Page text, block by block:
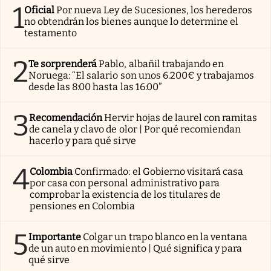
1OficialPor nueva Ley de Sucesiones, los herederos
no obtendrán los bienes aunque lo determine el
testamento
2Te sorprenderáPablo, albañil trabajando en
Noruega: “El salario son unos 6.200€ y trabajamos
desde las 8:00 hasta las 16:00”
3RecomendaciónHervir hojas de laurel con ramitas
de canela y clavo de olor | Por qué recomiendan
hacerlo y para qué sirve
4Colombia Confirmado: el Gobierno visitará casa
por casa con personal administrativo para
comprobar la existencia de los titulares de
pensiones en Colombia
5Importante Colgar un trapo blanco en la ventana
de un auto en movimiento | Qué significa y para
qué sirve